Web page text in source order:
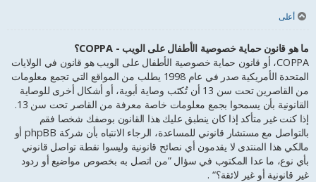
أعلى
ما هو قانون حماية خصوصية الأطفال على الويب - COPPA؟
COPPA، أو قانون حماية خصوصية الأطفال على الويب هو قانون في الولايات
المتحدة الأمريكية صدر في عام 1998 يطلب من المواقع التي تجمع معلومات
من القاصرين تحت سن 13 أن تُكتَب وصاية أبوية، أو أشكال أخرى للوصاية
القانونية بأن يسمحوا بجمع معلومات خاصة معرفة من القاصر تحت سن 13.
إذا كنت غير متأكد إذا كان ينطبق عليك هذا القانون بوصفك شخصا فقم
بالتواصل مع مستشار قانوني للمساعدة، الرجاء الانتباه بأن شركة phpBB أو
مالكي هذا المنتدى لا يقدمون أي نصائح قانونية وليسوا نقطة تواصل قانوني
بأي نوع، ما عدا المكتوب في سؤال ”من اتصل به بخصوص مواضيع أو ردود
غير قانونية أو غير لائقة؟“ .